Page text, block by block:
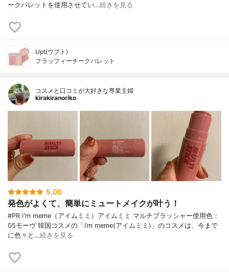
ークパレットを使用させてい…続きを見る
Upt(ウプト)
フラッフィーチークパレット
コスメと口コミが大好きな専業主婦
kirakiranoriko
5.00
発色がよくて、簡単にミュートメイクが叶う！
#PR i'm meme（アイムミミ）アイムミミ マルチブラッシャー使用色：
05モーヴ 韓国コスメの「i’m meme(アイムミミ)」のコスメは、今まで
に色々と…続きを見る